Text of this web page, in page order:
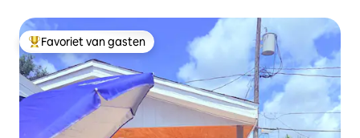
Topfavoriet van gasten
Favoriet van gasten